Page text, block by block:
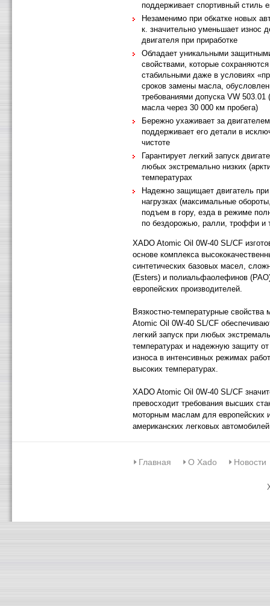
поддерживает спортивный стиль
Незаменимо при обкатке новых
к. значительно уменьшает износ
двигателя при приработке
Обладает уникальными
свойствами, которые сохраняются
стабильными даже в условиях
сроков замены масла,
требованиями допуска VW 503.01
масла через 30 000 км пробега)
Бережно ухаживает за
поддерживает его детали в
чистоте
Гарантирует легкий запуск
любых экстремально низких
температурах
Надежно защищает двигатель при
нагрузках (максимальные
подъем в гору, езда в режиме
по бездорожью, ралли, троффи и
XADO Atomic Oil 0W-40 SL/CF
основе комплекса
синтетических базовых масел,
(Esters) и полиальфаолефинов
европейских производителей.
Вязкостно-температурные свойства
Atomic Oil 0W-40 SL/CF
легкий запуск при любых
температурах и надежную защиту от
износа в интенсивных режимах
высоких температурах.
XADO Atomic Oil 0W-40 SL/CF
превосходит требования высших
моторным маслам для европейских
американских легковых
Главная О Xado Новости